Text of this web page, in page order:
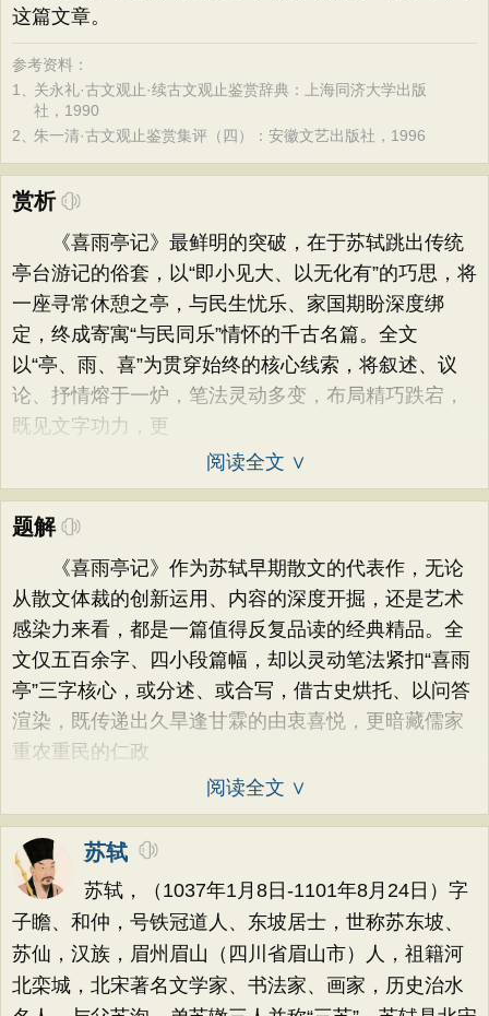
这篇文章。
参考资料：
1、关永礼·古文观止·续古文观止鉴赏辞典：上海同济大学出版
社，1990
2、朱一清·古文观止鉴赏集评（四）：安徽文艺出版社，1996
赏析
《喜雨亭记》最鲜明的突破，在于苏轼跳出传统
亭台游记的俗套，以“即小见大、以无化有”的巧思，将
一座寻常休憩之亭，与民生忧乐、家国期盼深度绑
定，终成寄寓“与民同乐”情怀的千古名篇。全文
以“亭、雨、喜”为贯穿始终的核心线索，将叙述、议
论、抒情熔于一炉，笔法灵动多变，布局精巧跌宕，
既见文字功力，更
阅读全文 ∨
题解
《喜雨亭记》作为苏轼早期散文的代表作，无论
从散文体裁的创新运用、内容的深度开掘，还是艺术
感染力来看，都是一篇值得反复品读的经典精品。全
文仅五百余字、四小段篇幅，却以灵动笔法紧扣“喜雨
亭”三字核心，或分述、或合写，借古史烘托、以问答
渲染，既传递出久旱逢甘霖的由衷喜悦，更暗藏儒家
重农重民的仁政
阅读全文 ∨
苏轼
苏轼，（1037年1月8日-1101年8月24日）字
子瞻、和仲，号铁冠道人、东坡居士，世称苏东坡、
苏仙，汉族，眉州眉山（四川省眉山市）人，祖籍河
北栾城，北宋著名文学家、书法家、画家，历史治水